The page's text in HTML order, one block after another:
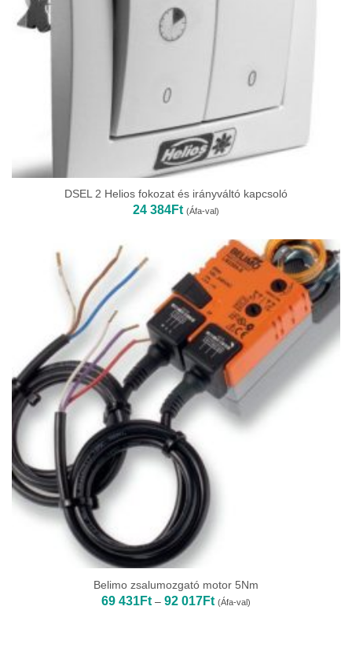
DSEL 2 Helios fokozat és irányváltó kapcsoló
24 384Ft (Áfa-val)
Belimo zsalumozgató motor 5Nm
69 431Ft – 92 017FtÁrtartomány:
69
(Áfa-val)